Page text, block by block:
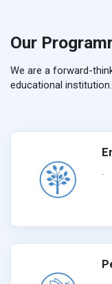
Our
We are a forward-
educational institution.
.